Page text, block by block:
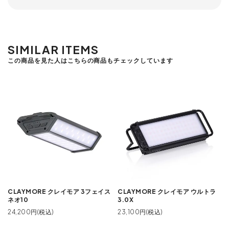
SIMILAR ITEMS
この商品を見た人はこちらの商品もチェックしています
CLAYMORE クレイモア 3フェイス
ネオ10
24,200円(税込)
CLAYMORE クレイモア ウルトラ
3.0X
23,100円(税込)